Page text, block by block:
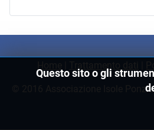
© 2016 Associazione Isole
Questo sito o gli